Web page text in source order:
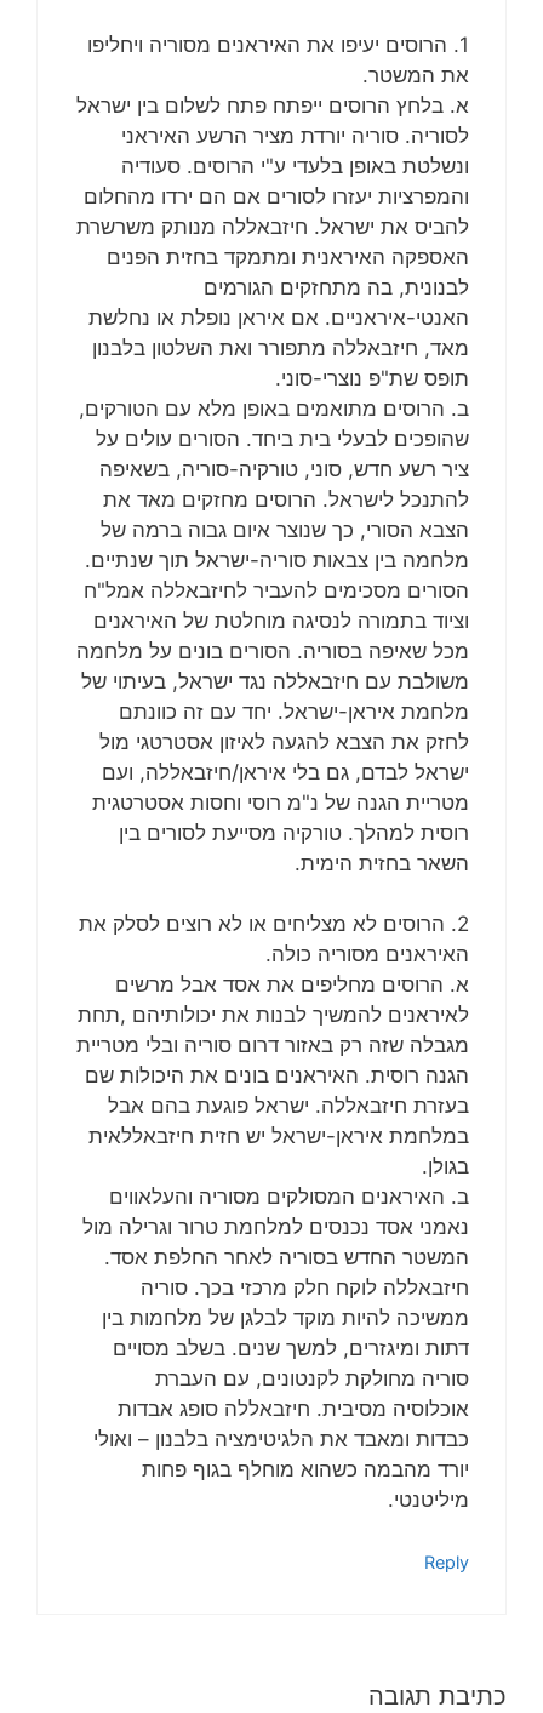
1. הרוסים יעיפו את האיראנים מסוריה ויחליפו
את המשטר.
א. בלחץ הרוסים ייפתח פתח לשלום בין ישראל
לסוריה. סוריה יורדת מציר הרשע האיראני
ונשלטת באופן בלעדי ע"י הרוסים. סעודיה
והמפרציות יעזרו לסורים אם הם ירדו מהחלום
להביס את ישראל. חיזבאללה מנותק משרשרת
האספקה האיראנית ומתמקד בחזית הפנים
לבנונית, בה מתחזקים הגורמים
האנטי-איראניים. אם איראן נופלת או נחלשת
מאד, חיזבאללה מתפורר ואת השלטון בלבנון
תופס שת"פ נוצרי-סוני.
ב. הרוסים מתואמים באופן מלא עם הטורקים,
שהופכים לבעלי בית ביחד. הסורים עולים על
ציר רשע חדש, סוני, טורקיה-סוריה, בשאיפה
להתנכל לישראל. הרוסים מחזקים מאד את
הצבא הסורי, כך שנוצר איום גבוה ברמה של
מלחמה בין צבאות סוריה-ישראל תוך שנתיים.
הסורים מסכימים להעביר לחיזבאללה אמל"ח
וציוד בתמורה לנסיגה מוחלטת של האיראנים
מכל שאיפה בסוריה. הסורים בונים על מלחמה
משולבת עם חיזבאללה נגד ישראל, בעיתוי של
מלחמת איראן-ישראל. יחד עם זה כוונתם
לחזק את הצבא להגעה לאיזון אסטרטגי מול
ישראל לבדם, גם בלי איראן/חיזבאללה, ועם
מטריית הגנה של נ"מ רוסי וחסות אסטרטגית
רוסית למהלך. טורקיה מסייעת לסורים בין
השאר בחזית הימית.
2. הרוסים לא מצליחים או לא רוצים לסלק את
האיראנים מסוריה כולה.
א. הרוסים מחליפים את אסד אבל מרשים
לאיראנים להמשיך לבנות את יכולותיהם ,תחת
מגבלה שזה רק באזור דרום סוריה ובלי מטריית
הגנה רוסית. האיראנים בונים את היכולות שם
בעזרת חיזבאללה. ישראל פוגעת בהם אבל
במלחמת איראן-ישראל יש חזית חיזבאללאית
בגולן.
ב. האיראנים המסולקים מסוריה והעלאווים
נאמני אסד נכנסים למלחמת טרור וגרילה מול
המשטר החדש בסוריה לאחר החלפת אסד.
חיזבאללה לוקח חלק מרכזי בכך. סוריה
ממשיכה להיות מוקד לבלגן של מלחמות בין
דתות ומיגזרים, למשך שנים. בשלב מסויים
סוריה מחולקת לקנטונים, עם העברת
אוכלוסיה מסיבית. חיזבאללה סופג אבדות
כבדות ומאבד את הלגיטימציה בלבנון – ואולי
יורד מהבמה כשהוא מוחלף בגוף פחות
מיליטנטי.
Reply
כתיבת תגובה